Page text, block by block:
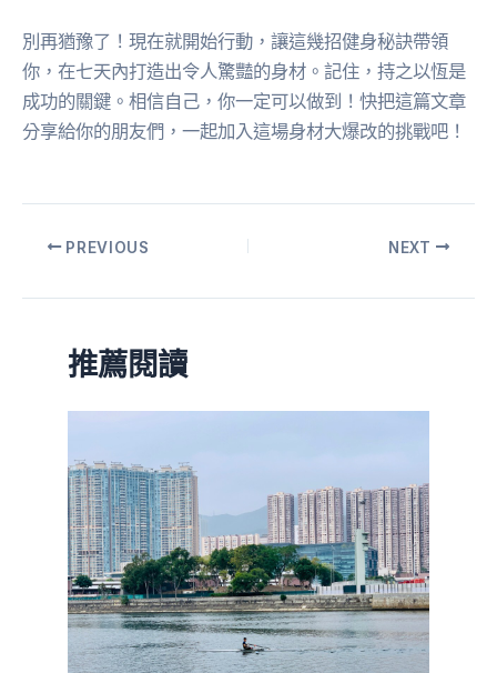
別再猶豫了！現在就開始行動，讓這幾招健身秘訣帶領
你，在七天內打造出令人驚豔的身材。記住，持之以恆是
成功的關鍵。相信自己，你一定可以做到！快把這篇文章
分享給你的朋友們，一起加入這場身材大爆改的挑戰吧！
PREVIOUS NEXT
推薦閱讀